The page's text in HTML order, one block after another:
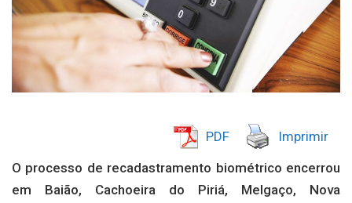
PDF Imprimir
O processo de recadastramento biométrico encerrou
em Baião, Cachoeira do Piriá, Melgaço, Nova